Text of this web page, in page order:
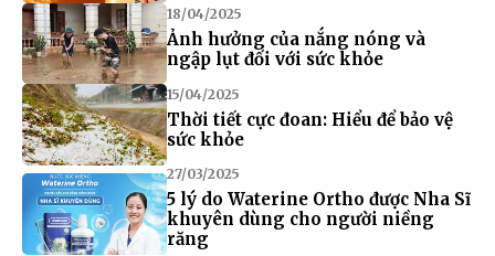
18/04/2025
Ảnh hưởng của nắng nóng và
ngập lụt đối với sức khỏe
15/04/2025
Thời tiết cực đoan: Hiểu để bảo vệ
sức khỏe
27/03/2025
5 lý do Waterine Ortho được Nha Sĩ
khuyên dùng cho người niềng
răng